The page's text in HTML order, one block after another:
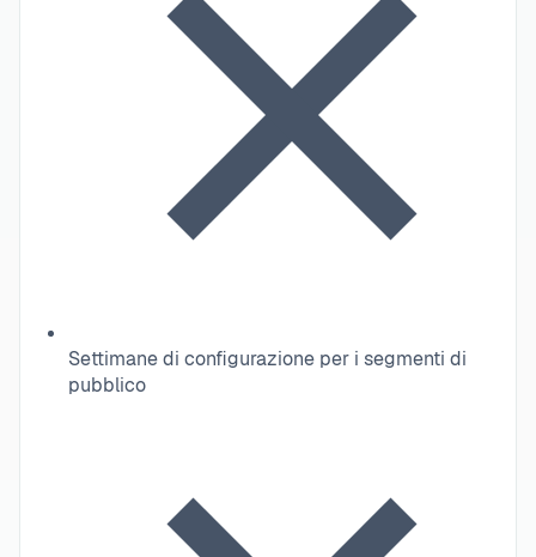
Settimane di configurazione per i segmenti di
pubblico